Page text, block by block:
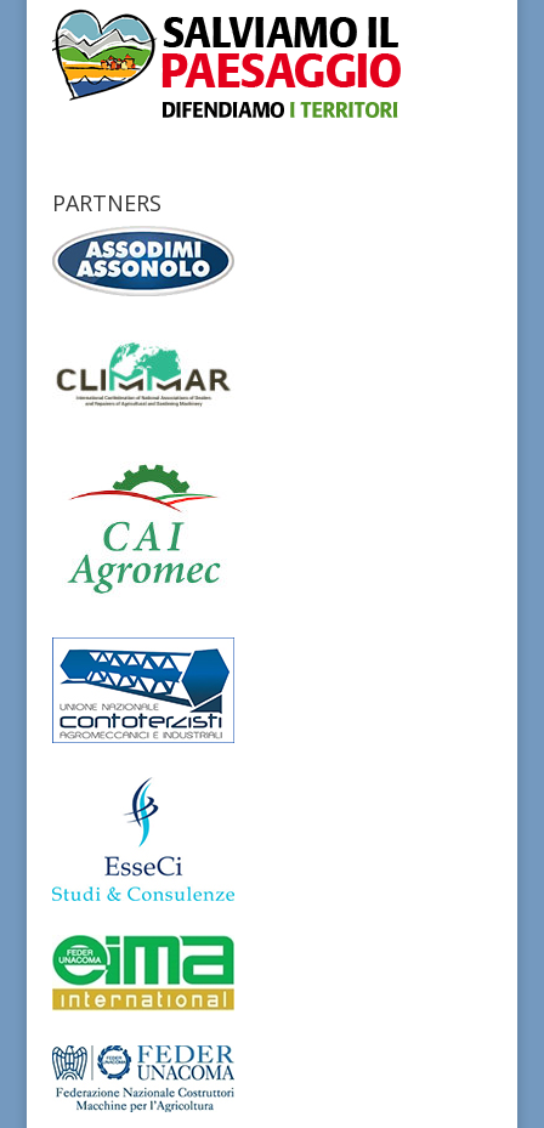
PARTNERS